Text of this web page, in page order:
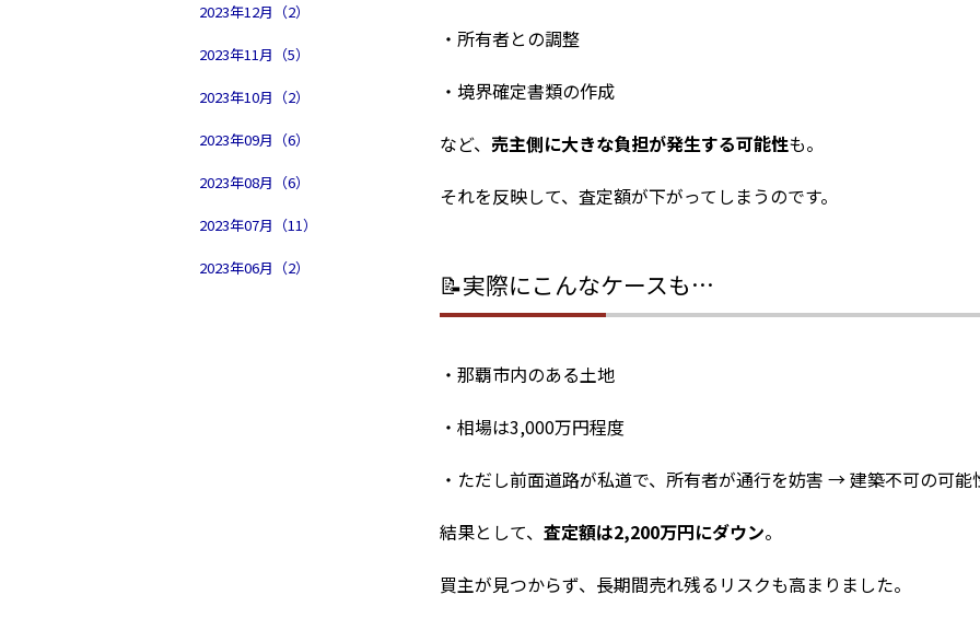
2023年12月（2）
2023年11月（5）
2023年10月（2）
2023年09月（6）
2023年08月（6）
2023年07月（11）
2023年06月（2）
・所有者との調整
・境界確定書類の作成
など、 売主側に大きな負担が発生する可能性も。
それを反映して、査定額が下がってしまうのです。
📝実際にこんなケースも…
・那覇市内のある土地
・相場は3,000万円程度
・ただし前面道路が私道で、所有者が通行を妨害 → 建築不可の可能
結果として、 査定額は2,200万円にダウン。
買主が見つからず、長期間売れ残るリスクも高まりました。